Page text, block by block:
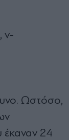
v-
Ωστόσο,
έκαναν 24